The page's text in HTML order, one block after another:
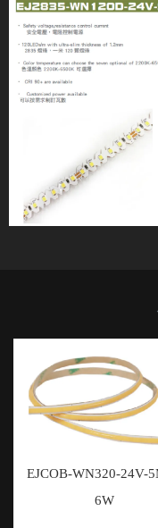
EJCOB-WN320-24V-
6W